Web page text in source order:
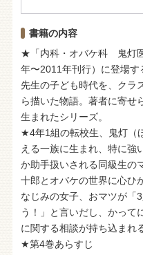
書籍の内容
★「内科・オバケ科 鬼灯
年〜2011年刊行）に登場
先生の子ども時代を、クラ
ら描いた物語。著者に寄せ
生まれたシリーズ。
★4年1組の転校生、鬼灯（
える一族に生まれ、特に強
か助手扱いされる同級生の
十郎とオバケの世界に心ひ
なじみの女子、おマツが「
う！」と言いだし、かって
に関する相談が持ち込まれ
★第4巻あらすじ